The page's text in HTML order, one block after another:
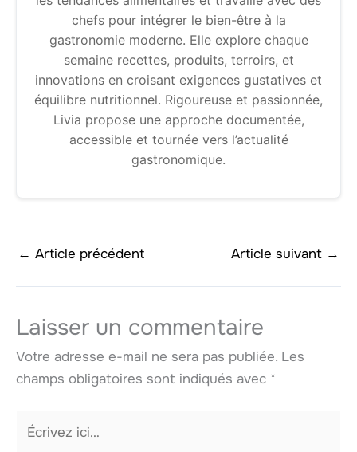
chefs pour intégrer le bien-être à la
gastronomie moderne. Elle explore chaque
semaine recettes, produits, terroirs, et
innovations en croisant exigences gustatives et
équilibre nutritionnel. Rigoureuse et passionnée,
Livia propose une approche documentée,
accessible et tournée vers l’actualité
gastronomique.
← Article précédent Article suivant →
Laisser un commentaire
Votre adresse e-mail ne sera pas publiée. Les
champs obligatoires sont indiqués avec *
Écrivez